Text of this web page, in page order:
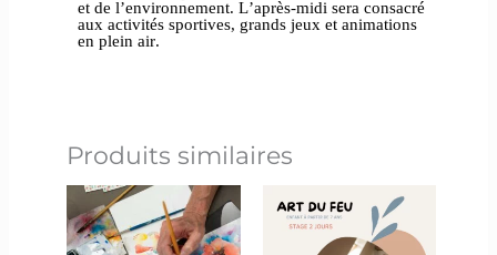
et de l’environnement. L’après-midi sera consacré
aux activités sportives, grands jeux et animations
en plein air.
Produits similaires